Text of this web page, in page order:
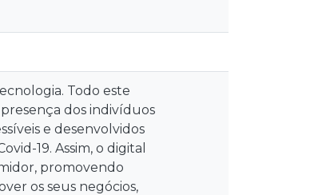
Todo este
dos indivíduos
e desenvolvidos
19. Assim, o digital
promovendo
os seus negócios,